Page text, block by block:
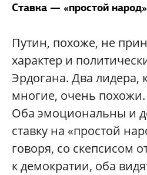
Ставка — «простой народ»
Путин, похоже, не
характер и
Эрдогана. Два лидера,
многие, очень
Оба эмоциональны и
ставку на «простой
говоря, со скепсисом
к демократии, оба